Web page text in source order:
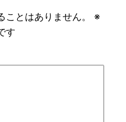
とはありません。
※
す